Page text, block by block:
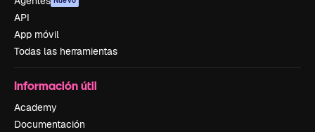
API
App móvil
Todas las herramientas
Información útil
Academy
Documentación